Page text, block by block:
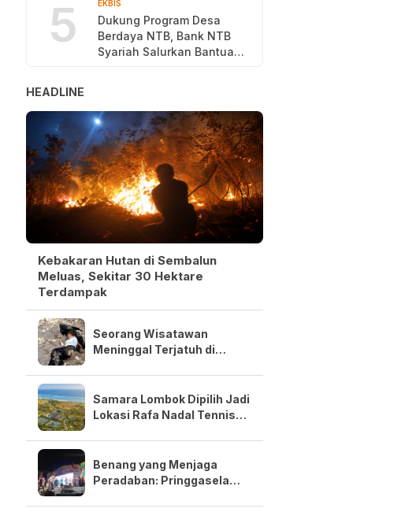
5 EKBIS
Dukung Program Desa
Berdaya NTB, Bank NTB
Syariah Salurkan Bantuan
HEADLINE
Kebakaran Hutan di Sembalun
Meluas, Sekitar 30 Hektare
Terdampak
Seorang Wisatawan
Meninggal Terjatuh di
Samara Lombok Dipilih Jadi
Lokasi Rafa Nadal Tennis
Benang yang Menjaga
Peradaban: Pringgasela